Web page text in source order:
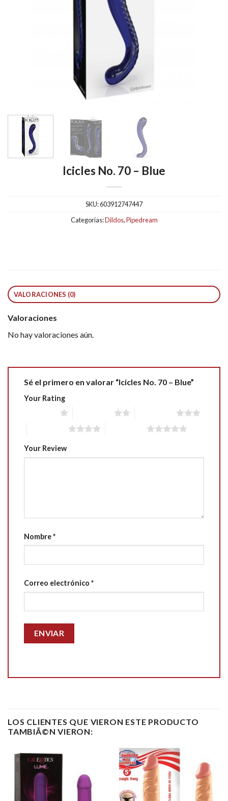
Icicles No. 70 – Blue
SKU:603912747447
Categorías:Dildos,Pipedream
VALORACIONES (0)
Valoraciones
No hay valoraciones aún.
Sé el primero en valorar “Icicles No. 70 – Blue”
Your Rating
Your Review
Nombre*
Correo electrónico *
LOS CLIENTES QUE VIERON ESTE PRODUCTO
TAMBIÃ©N VIERON: